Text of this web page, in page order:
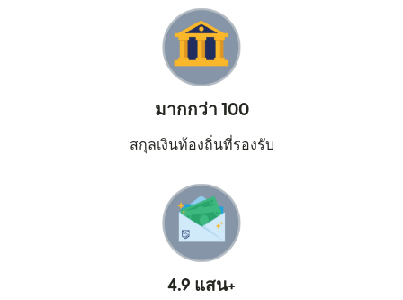
มากกว่า 100
สกุลเงินท้องถิ่นที่รองรับ
4.9 แสน+